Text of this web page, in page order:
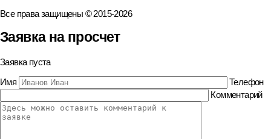
Все права защищены © 2015-2026
Заявка на просчет
Заявка пуста
Имя
Телефон
Комментарий